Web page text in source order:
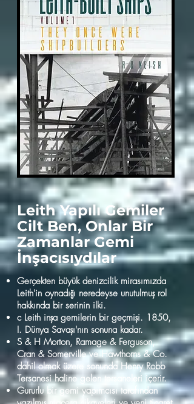
Leith Yapılı Gemiler
Cilt Ben, Onlar Bir
Zamanlar Gemi
İnşacısıydılar
Gerçekten büyük denizcilik mirasımızda
Leith'in oynadığı neredeyse unutulmuş rol
hakkında bir serinin ilki.
c Leith inşa gemilerin bir geçmişi. 1850,
I. Dünya Savaşı'nın sonuna kadar.
S & H Morton, Ramage & Ferguson,
Cran & Somerville ve Hawthorns & Co.
dahil olmak üzere sonunda Henry Robb
Tersanesi haline gelen tersaneleri içerir.
Gururlu bir gemi yapımcısı tarafından